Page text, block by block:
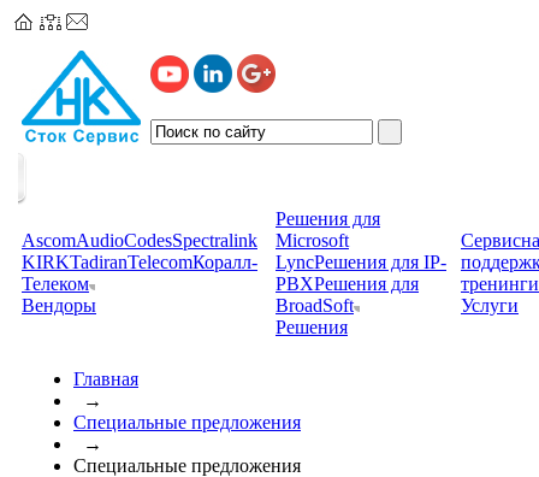
AscomAudioCodesSpectralink
KIRKTadiranTelecomКоралл-
Телеком
Вендоры
Решения для
Microsoft
LyncРешения для IP-
PBXРешения для
BroadSoft
Решения
тренинги
Услуги
Главная
→
Специальные предложения
→
Специальные предложения